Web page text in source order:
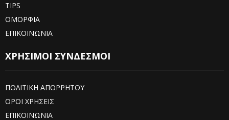
TIPS
ΟΜΟΡΦΙΑ
ΕΠΙΚΟΙΝΩΝΙΑ
ΧΡΗΣΙΜΟΙ ΣΥΝΔΕΣΜΟΙ
ΠΟΛΙΤΙΚΗ ΑΠΟΡΡΗΤΟΥ
ΟΡΟΙ ΧΡΗΣΕΙΣ
ΕΠΙΚΟΙΝΩΝΙΑ